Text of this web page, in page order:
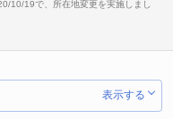
10/19で、所在地変更を実施しまし
表示する